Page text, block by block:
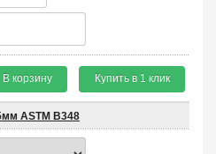
В корзину Купить в 1 клик
ASTM B348